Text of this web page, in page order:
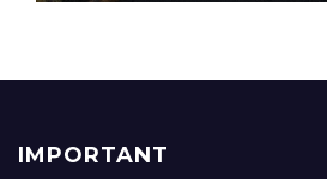
IMPORTANT